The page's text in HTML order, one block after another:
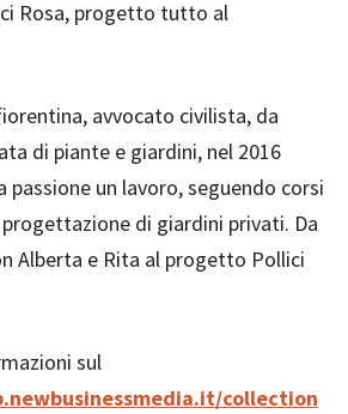
Rosa, progetto tutto al
avvocato civilista, da
di piante e giardini, nel 2016
passione un lavoro, seguendo corsi
di giardini privati. Da
Alberta e Rita al progetto Pollici
sul
collection